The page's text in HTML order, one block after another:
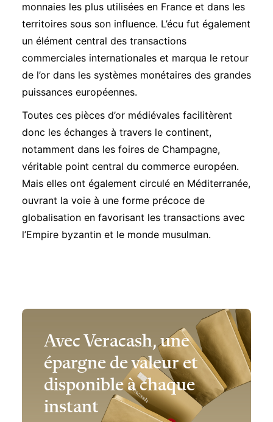
monnaies les plus utilisées en France et dans les
territoires sous son influence. L’écu fut également
un élément central des transactions
commerciales internationales et marqua le retour
de l’or dans les systèmes monétaires des grandes
puissances européennes.
Toutes ces pièces d’or médiévales facilitèrent
donc les échanges à travers le continent,
notamment dans les foires de Champagne,
véritable point central du commerce européen.
Mais elles ont également circulé en Méditerranée,
ouvrant la voie à une forme précoce de
globalisation en favorisant les transactions avec
l’Empire byzantin et le monde musulman.
Avec Veracash, une
épargne de valeur et
disponible à chaque
instant